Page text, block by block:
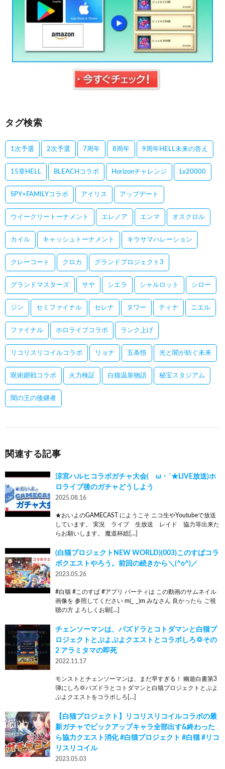
タグ検索
1次予選 2次予選 7周年 8周年 9周年HELL未来の答え
15章HELL BLEACHコラボ Horizonチャレンジ Lv20000
SPY×FAMILYコラボ アイリス アップデート
ウイークリートーナメント エレノア エンマ オスクロル
カイル キャッシュトーナメント キラサマハレーション
クレーコート クロカ グランドプロジェクト3
グランドマスターズ サヤ シエラ シャルロット シロー
ジン セミファイナル セレナ タワー ティナ ニエル
ファイナル ホロライブコラボ ランク上げ
リコリスリコイルコラボ リョナ 五条悟 光と闇が紡ぐ未来
呪術廻戦コラボ 火力検証 白猫温泉物語 秘宝スタジアム
闇の王の後継者
関連する記事
涼宮ハルヒコラボガチャ大会(ゝω・´★LIVE放送)ホ
ロライブ後のガチャどうしよう
2025.08.16
★おいよのGAMECAST にようこそ ニコ生やYoutubeで放送
しています。 実況 ライブ 生放送 レイド 協力等出来た
らお願いします。 魔道杯総[…]
(白猫プロジェクトNEW WORLD)(003)このすばコラ
ボクエストやろう。前回の続きから＼(^o^)／
2023.05.26
#白猫 #このすば #アプリ パーティは この動画のサムネイル
画像を 参照してください m(_ _)m みなさん 良かったら ご視
聴の方 よろしくお願[…]
チェンソーマンは、パズドラとコトダマンと白猫プ
ロジェクトとぷよぷよクエストとコラボしろ💢その
2 アラミタマの即死
2022.11.17
モンストとチェンソーマンは、まだ早すぎる！ 幽遊白書第3
弾にしろ💢パズドラとコトダマンと白猫プロジェクトとぷよ
ぷよクエストをコラボしろ[…]
【白猫プロジェクト】リコリスリコイルコラボの最
新ガチャでピックアップキャラ全部出す&終わった
ら協力クエスト消化 #白猫プロジェクト #白猫 #リコ
リスリコイル
2023.05.03